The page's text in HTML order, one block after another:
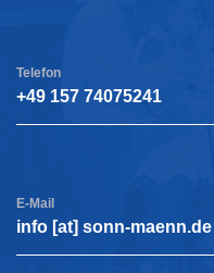
Telefon
+49 157 74075241
E-Mail
info [at] sonn-maenn.de